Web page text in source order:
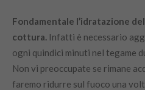
Fondamentale l’idratazione
cottura. Infatti è necessario
ogni quindici minuti nel tegame
Non vi preoccupate se rimane
faremo ridurre sul fuoco una